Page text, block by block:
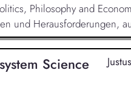
Philosophy and
und Herausforderungen,
Science